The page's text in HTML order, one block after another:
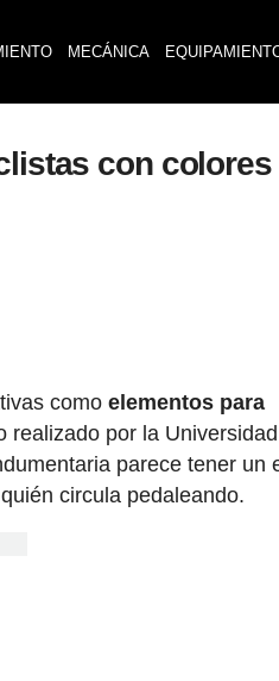
MECÁNICA
con
comoelementos para
realizado por la
parece tener un
circula pedaleando.